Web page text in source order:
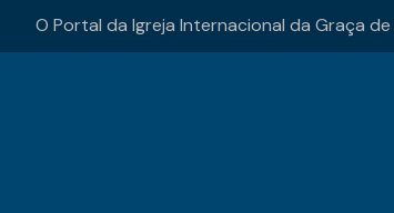
O Portal da Igreja Internacional da Graça de